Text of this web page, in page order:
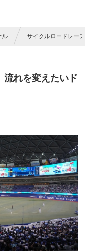
ル サイクルロードレース
流れを変えたいド